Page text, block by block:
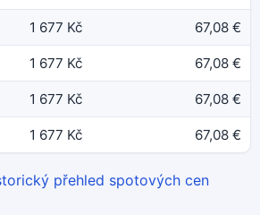
1 677 Kč 67,08 €
1 677 Kč 67,08 €
1 677 Kč 67,08 €
1 677 Kč 67,08 €
přehled spotových cen